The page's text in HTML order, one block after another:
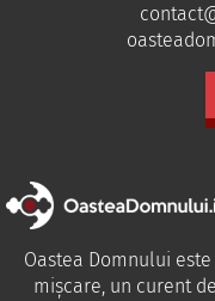
Oastea Domnului este
mișcare, un curent de